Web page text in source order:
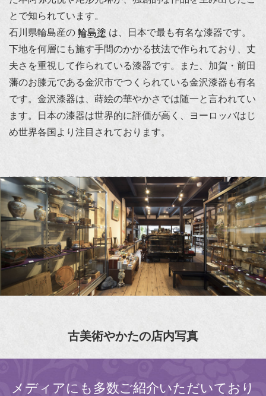
とで知られています。
石川県輪島産の 輪島塗 は、日本で最も有名な漆器です。
下地を何層にも施す手間のかかる技法で作られており、丈
夫さを重視して作られている漆器です。また、加賀・前田
藩のお膝元である金沢市でつくられている金沢漆器も有名
です。金沢漆器は、蒔絵の華やかさでは随一と言われてい
ます。日本の漆器は世界的に評価が高く、ヨーロッバはじ
め世界各国より注目されております。
古美術やかたの店内写真
メディアにも多数ご紹介いただいており